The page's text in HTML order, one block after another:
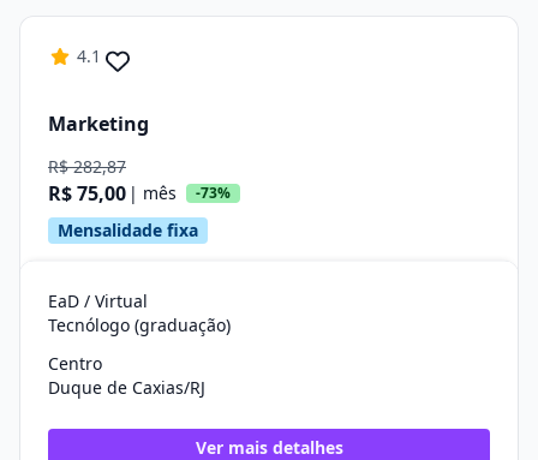
4.1
Marketing
R$ 282,87
R$ 75,00 | mês -73%
Mensalidade fixa
EaD / Virtual
Tecnólogo (graduação)
Centro
Duque de Caxias/RJ
Ver mais detalhes